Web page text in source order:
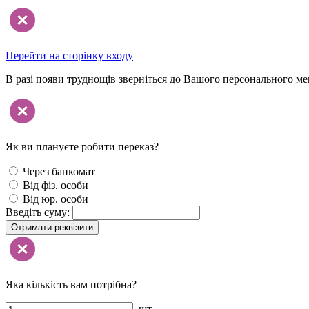
Перейти на сторінку входу
В разі появи труднощів зверніться до Вашого персонального
Як ви плануєте робити переказ?
Через банкомат
Від фіз. особи
Від юр. особи
Введіть суму:
Отримати реквізити
Яка кількість вам потрібна?